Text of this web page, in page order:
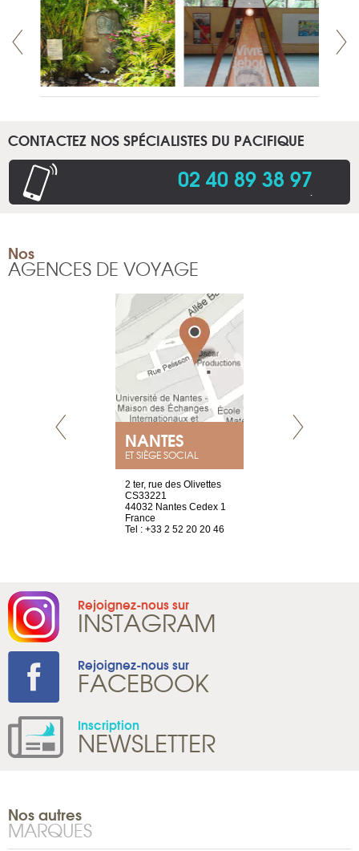
CONTACTEZ NOS SPÉCIALISTES DU PACIFIQUE
02 40 89 38 97.
Nos
AGENCES DE VOYAGE
NANTES
ET SIÈGE SOCIAL
2 ter, rue des Olivettes
CS33221
44032 Nantes Cedex 1
France
Tel : +33 2 52 20 20 46
Rejoignez-nous sur
INSTAGRAM
Rejoignez-nous sur
FACEBOOK
Inscription
NEWSLETTER
Nos autres
MARQUES